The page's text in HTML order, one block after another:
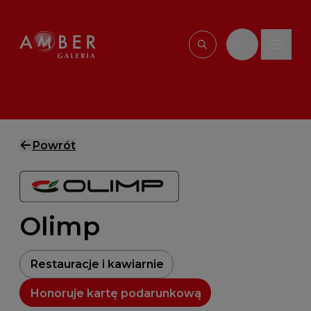
Wpisz, czego
Powrót
Olimp
Restauracje i kawiarnie
Honoruje kartę podarunkową